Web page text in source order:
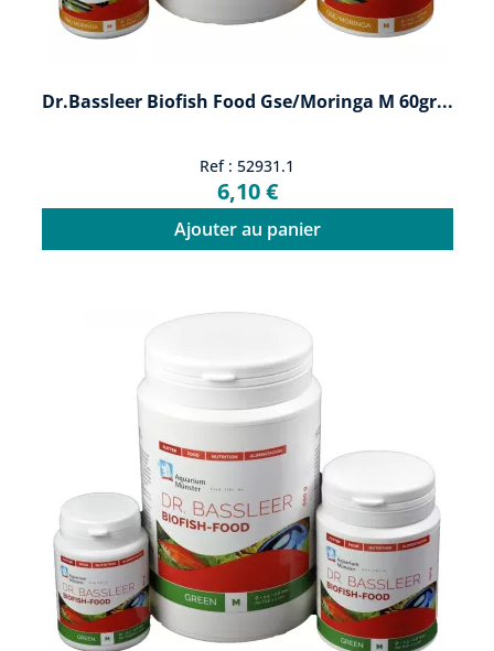
Dr.Bassleer Biofish Food Gse/moringa M 60gr...
Ref : 52931.1
6,10 €
Ajouter au panier